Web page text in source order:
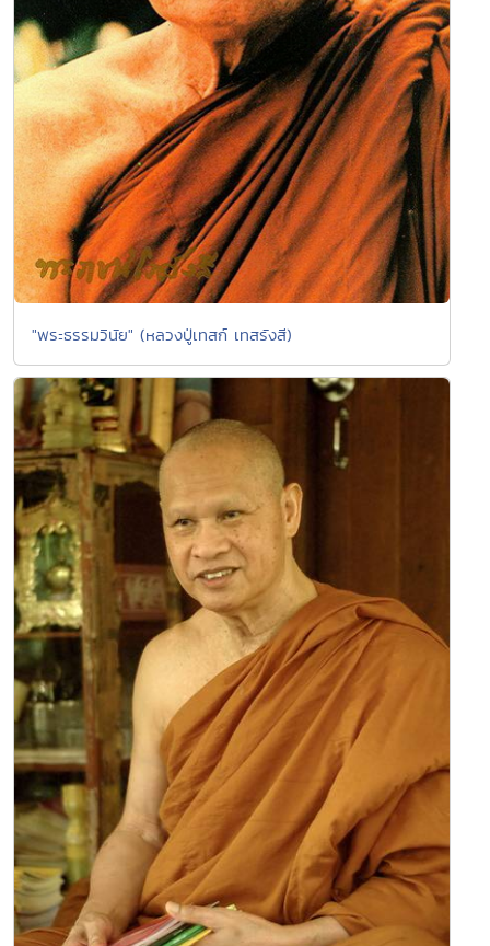
"พระธรรมวินัย" (หลวงปู่เทสก์ เทสรังสี)